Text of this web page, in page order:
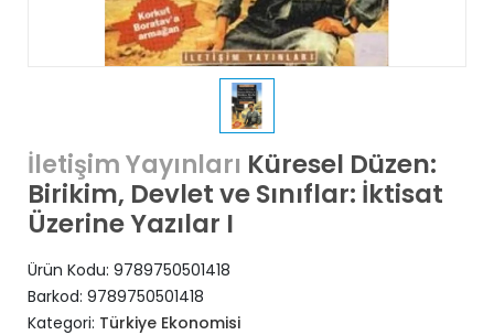
İletişim Yayınları Küresel Düzen:
Birikim, Devlet ve Sınıflar: İktisat
Üzerine Yazılar I
Ürün Kodu: 9789750501418
Barkod: 9789750501418
Kategori: Türkiye Ekonomisi